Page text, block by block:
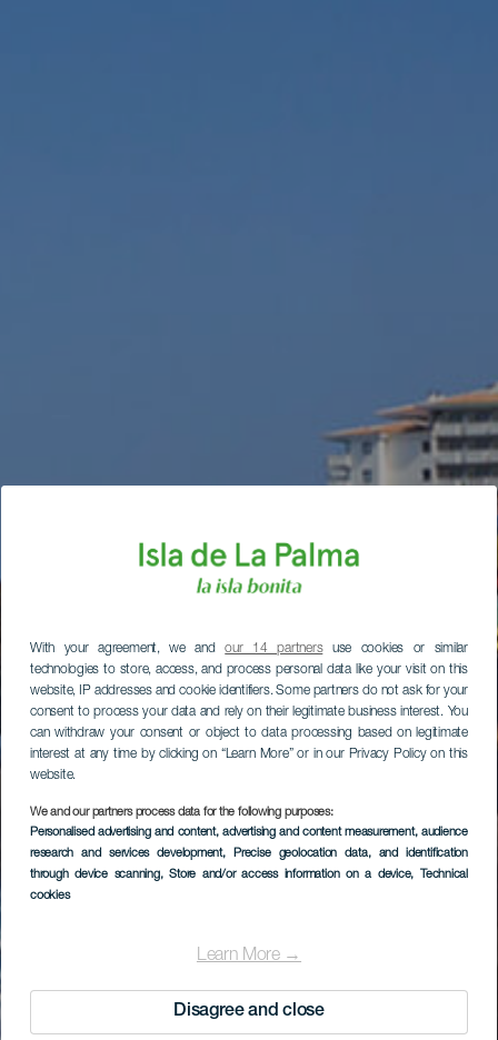
With your agreement, we andour 14 partnersuse cookies or similar
technologies to store, access, and process personal data like your visit on this
website, IP addresses and cookie identifiers. Some partners do not ask for your
consent to process your data and rely on their legitimate business interest. You
can withdraw your consent or object to data processing based on legitimate
interest at any time by clicking on “Learn More” or in our Privacy Policy on this
website.
We and our partners process data for the following purposes:
Personalised advertising and content, advertising and content measurement, audience
research and services development, Precise geolocation data, and identification
through device scanning, Store and/or access information on a device, Technical
cookies
Learn More →
Disagree and close